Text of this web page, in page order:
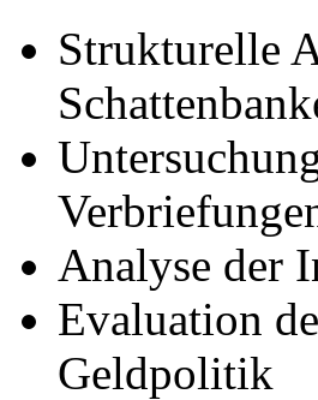
Strukturelle
Analyse der
Evaluation
Geldpolitik